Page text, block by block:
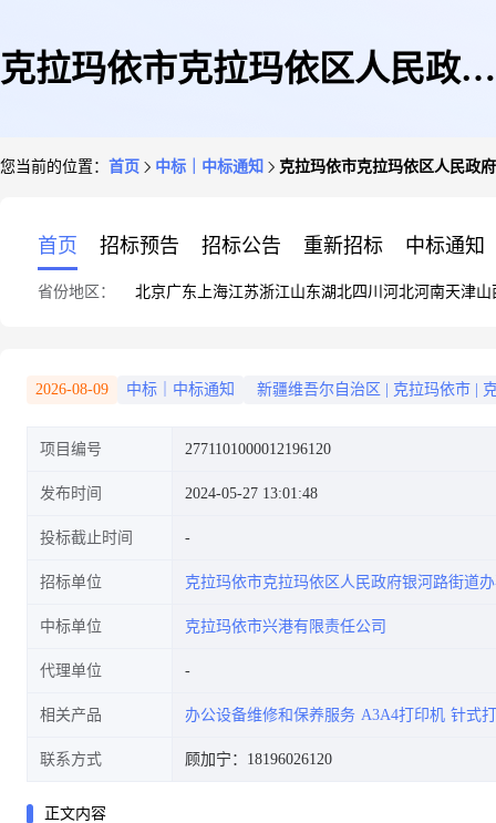
克拉玛依市克拉玛依区人民政府
项目成交公告
您当前的位置： 首页 中标｜中标通知 克拉玛依市克拉玛依区人民政
首页 招标预告 招标公告 重新招标 中标通知
省份地区： 北京广东 上海江苏浙江山东湖北四川 河北河南天津山
2026-08-09 中标｜中标通知 新疆维吾尔自治区 克拉玛依市
项目编号 2771101000012196120
发布时间 2024-05-27 13:01:48
投标截止时间
招标单位 克拉玛依市克拉玛依区人民政府银河路街道
中标单位 克拉玛依市兴港有限责任公司
代理单位
相关产品 办公设备维修和保养服务 A3A4打印机 针式
联系方式 顾加宁：18196026120
正文内容